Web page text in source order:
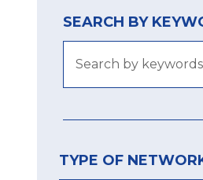
SEARCH BY
TYPE OF